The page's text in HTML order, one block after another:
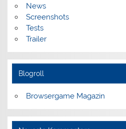
News
Screenshots
Tests
Trailer
Blogroll
Browsergame Magazin